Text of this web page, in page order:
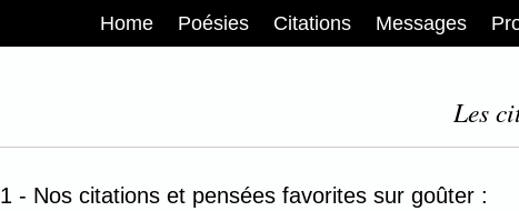
Home Poésies Citations Messages
Les
1 - Nos citations et pensées favorites sur goûter :